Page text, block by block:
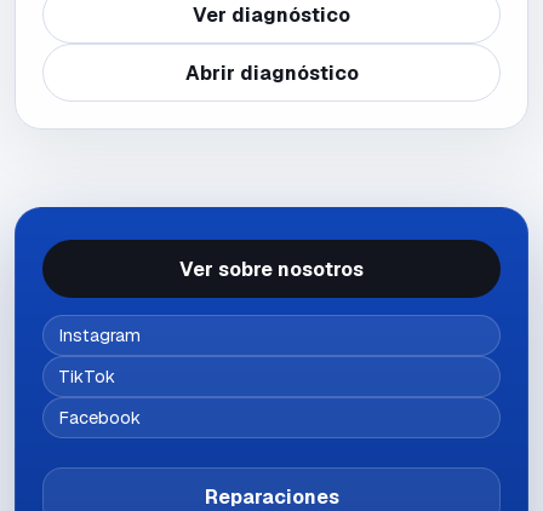
Ver diagnóstico
Abrir diagnóstico
Ver sobre nosotros
Instagram
TikTok
Facebook
Reparaciones